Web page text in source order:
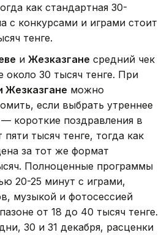
как стандартная 30-
с конкурсами и играми стоит
тенге.
и Жезказгане средний чек
около 30 тысяч тенге. При
Жезказгане можно
если выбрать утреннее
короткие поздравления в
пяти тысяч тенге, тогда как
за тот же формат
Полноценные программы
20-25 минут с играми,
музыкой и фотосессией
от 18 до 40 тысяч тенге.
30 и 31 декабря, расценки